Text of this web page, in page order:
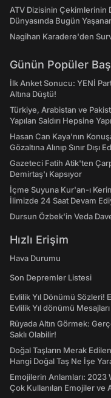
ATV Dizisinin Çekimlerinin
Dünyasında Bugün
Nagihan Karadere'den
Günün Popüler
İlk Anket Sonucu: YENİ
Altına Düştü!
Türkiye, Arabistan ve
Yapılan Saldırı Hepsine
Hasan Can Kaya’nın
Gözaltına Alınıp Sınır Dışı
Gazeteci Fatih Atik'ten
Demirtaş'ı Kapsıyor
İçme Suyuna Kur'an-ı
İlimizde 24 Saat Devam
Dursun Özbek'in Veda
Hızlı Erişim
Hava Durumu
Son Depremler Listesi
Evlilik Yıl Dönümü Sözleri!
Evlilik Yıl dönümü Mesajları
Rüyada Altın Görmek:
Saklı Olabilir!
Doğal Taşların Merak
Hangi Doğal Taş Ne İşe
Emojilerin Anlamları:
Çok Kullanılan Emojiler ve